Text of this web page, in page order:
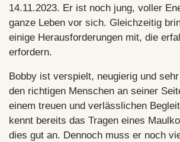
14.11.2023. Er ist noch jung, voller
ganze Leben vor sich. Gleichzeitig
einige Herausforderungen mit, die
erfordern.
Bobby ist verspielt, neugierig und
den richtigen Menschen an seiner
einem treuen und verlässlichen
kennt bereits das Tragen eines
dies gut an. Dennoch muss er noch